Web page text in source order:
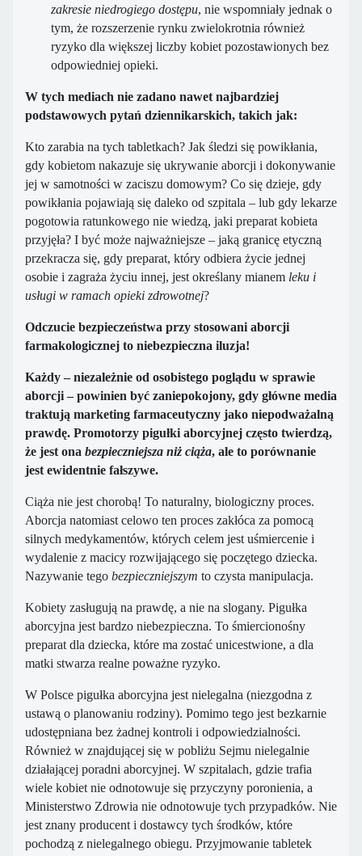
zakresie niedrogiego dostępu, nie wspomniały jednak o
tym, że rozszerzenie rynku zwielokrotnia również
ryzyko dla większej liczby kobiet pozostawionych bez
odpowiedniej opieki.
W tych mediach nie zadano nawet najbardziej
podstawowych pytań dziennikarskich, takich jak:
Kto zarabia na tych tabletkach? Jak śledzi się powikłania,
gdy kobietom nakazuje się ukrywanie aborcji i dokonywanie
jej w samotności w zaciszu domowym? Co się dzieje, gdy
powikłania pojawiają się daleko od szpitala – lub gdy lekarze
pogotowia ratunkowego nie wiedzą, jaki preparat kobieta
przyjęła? I być może najważniejsze – jaką granicę etyczną
przekracza się, gdy preparat, który odbiera życie jednej
osobie i zagraża życiu innej, jest określany mianem leku i
usługi w ramach opieki zdrowotnej?
Odczucie bezpieczeństwa przy stosowani aborcji
farmakologicznej to niebezpieczna iluzja!
Każdy – niezależnie od osobistego poglądu w sprawie
aborcji – powinien być zaniepokojony, gdy główne media
traktują marketing farmaceutyczny jako niepodważalną
prawdę. Promotorzy pigułki aborcyjnej często twierdzą,
że jest ona bezpieczniejsza niż ciąża, ale to porównanie
jest ewidentnie fałszywe.
Ciąża nie jest chorobą! To naturalny, biologiczny proces.
Aborcja natomiast celowo ten proces zakłóca za pomocą
silnych medykamentów, których celem jest uśmiercenie i
wydalenie z macicy rozwijającego się poczętego dziecka.
Nazywanie tego bezpieczniejszym to czysta manipulacja.
Kobiety zasługują na prawdę, a nie na slogany. Pigułka
aborcyjna jest bardzo niebezpieczna. To śmiercionośny
preparat dla dziecka, które ma zostać unicestwione, a dla
matki stwarza realne poważne ryzyko.
W Polsce pigułka aborcyjna jest nielegalna (niezgodna z
ustawą o planowaniu rodziny). Pomimo tego jest bezkarnie
udostępniana bez żadnej kontroli i odpowiedzialności.
Również w znajdującej się w pobliżu Sejmu nielegalnie
działającej poradni aborcyjnej. W szpitalach, gdzie trafia
wiele kobiet nie odnotowuje się przyczyny poronienia, a
Ministerstwo Zdrowia nie odnotowuje tych przypadków. Nie
jest znany producent i dostawcy tych środków, które
pochodzą z nielegalnego obiegu. Przyjmowanie tabletek